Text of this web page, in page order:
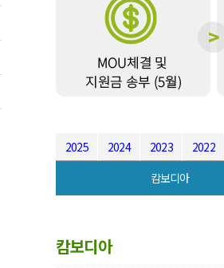
2025 2024 2023 2022
캄보디아
캄보디아